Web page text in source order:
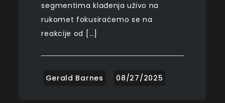
segmentima klađenja uživo na
rukomet fokusiraćemo se na
reakcije od […]